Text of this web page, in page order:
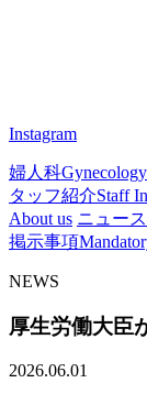
Instagram
婦人科Gynecology
タッフ紹介Staff
About us ニュース
掲示事項
NEWS
厚生労働大臣
2026.06.01